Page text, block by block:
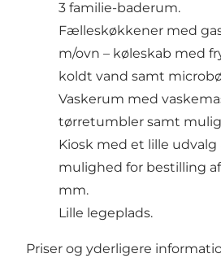
3 familie-baderum.
Fælleskøkkener med
m/ovn – køleskab med
koldt vand samt
Vaskerum med
tørretumbler samt
Kiosk med et lille udvalg
mulighed for bestilling
mm.
Lille legeplads.
Priser og yderligere